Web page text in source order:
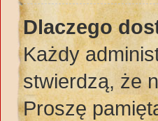
Dlaczego
Każdy
stwierdzą, że
Proszę